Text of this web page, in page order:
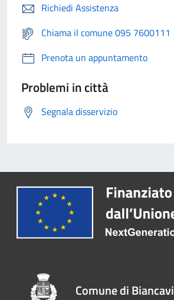
Richiedi Assistenza
Chiama il comune 095 7600111
Prenota un appuntamento
Problemi in città
Segnala disservizio
Comune di